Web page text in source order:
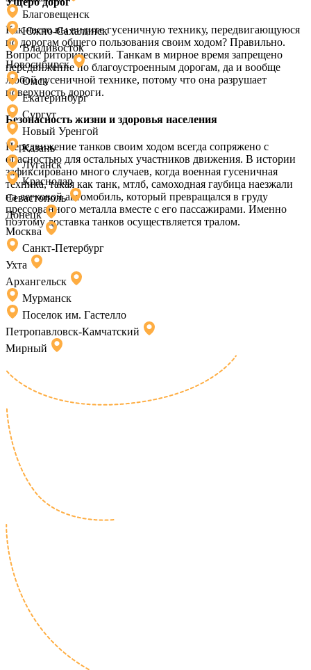
Как часто вы видите гусеничную технику, передвигающуюся
по дорогам общего пользования своим ходом? Правильно.
Вопрос риторический. Танкам в мирное время запрещено
передвижение по благоустроенным дорогам, да и вообще
любой гусеничной технике, потому что она разрушает
поверхность дороги.
Безопасность жизни и здоровья населения
Передвижение танков своим ходом всегда сопряжено с
опасностью для остальных участников движения. В истории
зафиксировано много случаев, когда военная гусеничная
техника, такая как танк, мтлб, самоходная гаубица наезжали
на легковой автомобиль, который превращался в груду
прессованного металла вместе с его пассажирами. Именно
поэтому доставка танков осуществляется тралом.
Благовещенск
Южно-Сахалинск
Владивосток
Новосибирск
Омск
Екатеринбург
Сургут
Новый Уренгой
Казань
Луганск
Краснодар
Севастополь
Донецк
Москва
Санкт-Петербург
Ухта
Архангельск
Мурманск
Поселок им. Гастелло
Петропавловск-Камчатский
Мирный